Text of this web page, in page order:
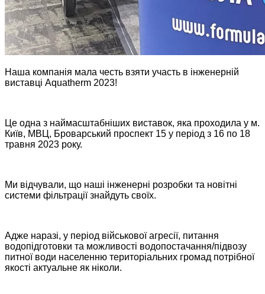
Наша компанія мала честь взяти участь в інженерній
виставці Aquatherm 2023!
Це одна з наймасштабніших виставок, яка проходила у м.
Київ, МВЦ, Броварський проспект 15 у період з 16 по 18
травня 2023 року.
Ми відчували, що наші інженерні розробки та новітні
системи фільтрації знайдуть своїх.
Адже наразі, у період військової агресії, питання
водопідготовки та можливості водопостачання/підвозу
питної води населенню територіальних громад потрібної
якості актуальне як ніколи.